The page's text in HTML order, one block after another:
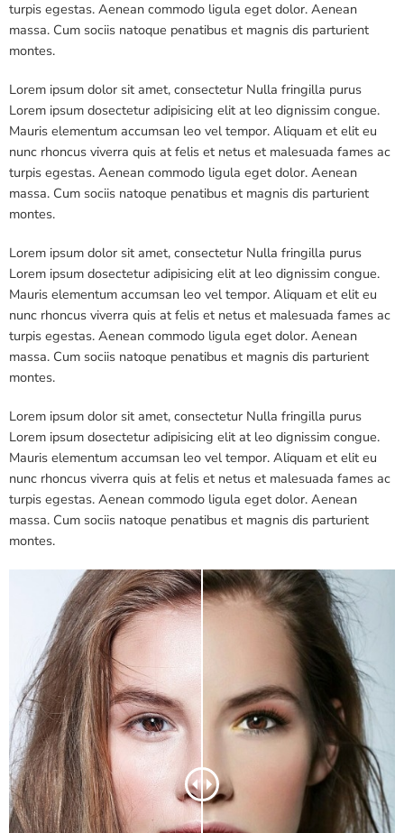
turpis egestas. Aenean commodo ligula eget dolor. Aenean
massa. Cum sociis natoque penatibus et magnis dis parturient
montes.
Lorem ipsum dolor sit amet, consectetur Nulla fringilla purus
Lorem ipsum dosectetur adipisicing elit at leo dignissim congue.
Mauris elementum accumsan leo vel tempor. Aliquam et elit eu
nunc rhoncus viverra quis at felis et netus et malesuada fames ac
turpis egestas. Aenean commodo ligula eget dolor. Aenean
massa. Cum sociis natoque penatibus et magnis dis parturient
montes.
Lorem ipsum dolor sit amet, consectetur Nulla fringilla purus
Lorem ipsum dosectetur adipisicing elit at leo dignissim congue.
Mauris elementum accumsan leo vel tempor. Aliquam et elit eu
nunc rhoncus viverra quis at felis et netus et malesuada fames ac
turpis egestas. Aenean commodo ligula eget dolor. Aenean
massa. Cum sociis natoque penatibus et magnis dis parturient
montes.
Lorem ipsum dolor sit amet, consectetur Nulla fringilla purus
Lorem ipsum dosectetur adipisicing elit at leo dignissim congue.
Mauris elementum accumsan leo vel tempor. Aliquam et elit eu
nunc rhoncus viverra quis at felis et netus et malesuada fames ac
turpis egestas. Aenean commodo ligula eget dolor. Aenean
massa. Cum sociis natoque penatibus et magnis dis parturient
montes.